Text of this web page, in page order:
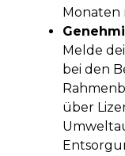
Monaten
Melde
bei den
über